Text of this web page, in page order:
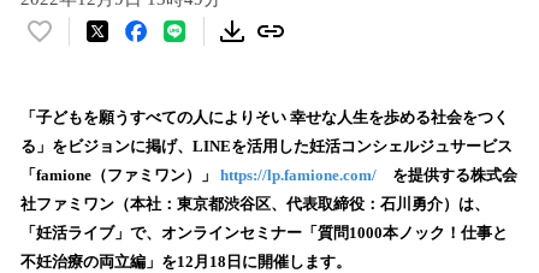
い
！
数
を
読
込
「子どもを願うすべての人によりそい 幸せな人生を歩める社会をつく
る」をビジョンに掲げ、LINEを活用した妊活コンシェルジュサービス
「famione（ファミワン）」 https://lp.famione.com/ を提供する株式会
社ファミワン（本社：東京都渋谷区、代表取締役：石川勇介）は、
「妊活ライブ」で、オンラインセミナー「質問1000本ノック！仕事と
不妊治療の両立編」を12月18日に開催します。